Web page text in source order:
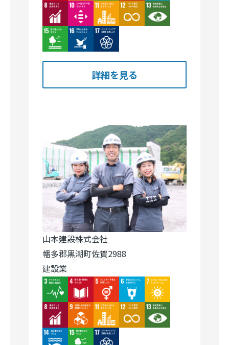
Image Image Image Image Image
Image Image Image
詳細を見る
山本建設株式会社
幡多郡黒潮町佐賀2988
建設業
Image
Image Image Image Image
Image Image Image Image Image
Image Image Image